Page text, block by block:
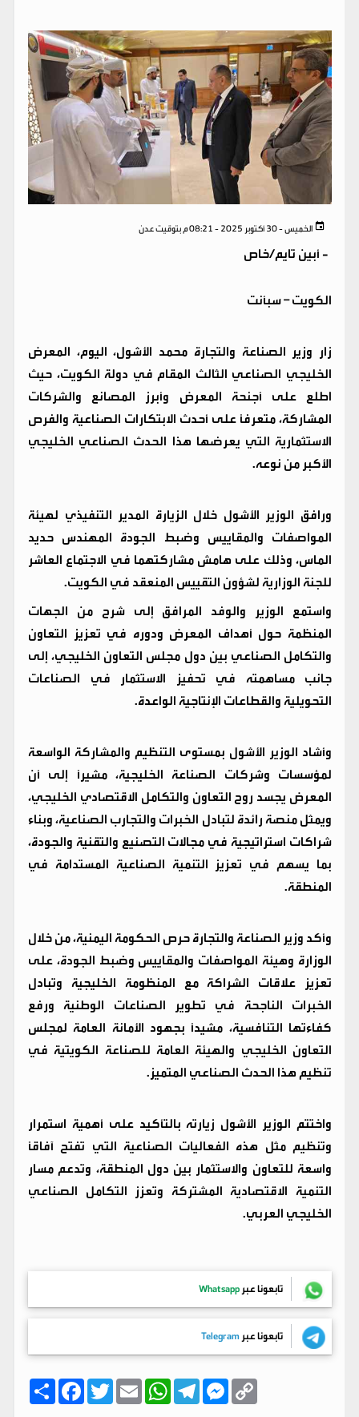
الخميس - 30 أكتوبر 2025 - 08:21 م بتوقيت عدن
- أبين تايم/خاص
الكويت – سبأنت
زار وزير الصناعة والتجارة محمد الأشول، اليوم، المعرض
الخليجي الصناعي الثالث المقام في دولة الكويت، حيث
اطلع على أجنحة المعرض وأبرز المصانع والشركات
المشاركة، متعرفًا على أحدث الابتكارات الصناعية والفرص
الاستثمارية التي يعرضها هذا الحدث الصناعي الخليجي
الأكبر من نوعه.
ورافق الوزير الأشول خلال الزيارة المدير التنفيذي لهيئة
المواصفات والمقاييس وضبط الجودة المهندس حديد
الماس، وذلك على هامش مشاركتهما في الاجتماع العاشر
للجنة الوزارية لشؤون التقييس المنعقد في الكويت.
واستمع الوزير والوفد المرافق إلى شرح من الجهات
المنظمة حول أهداف المعرض ودوره في تعزيز التعاون
والتكامل الصناعي بين دول مجلس التعاون الخليجي، إلى
جانب مساهمته في تحفيز الاستثمار في الصناعات
التحويلية والقطاعات الإنتاجية الواعدة.
وأشاد الوزير الأشول بمستوى التنظيم والمشاركة الواسعة
لمؤسسات وشركات الصناعة الخليجية، مشيرًا إلى أن
المعرض يجسد روح التعاون والتكامل الاقتصادي الخليجي،
ويمثل منصة رائدة لتبادل الخبرات والتجارب الصناعية، وبناء
شراكات استراتيجية في مجالات التصنيع والتقنية والجودة،
بما يسهم في تعزيز التنمية الصناعية المستدامة في
المنطقة.
وأكد وزير الصناعة والتجارة حرص الحكومة اليمنية، من خلال
الوزارة وهيئة المواصفات والمقاييس وضبط الجودة، على
تعزيز علاقات الشراكة مع المنظومة الخليجية وتبادل
الخبرات الناجحة في تطوير الصناعات الوطنية ورفع
كفاءتها التنافسية، مشيدًا بجهود الأمانة العامة لمجلس
التعاون الخليجي والهيئة العامة للصناعة الكويتية في
تنظيم هذا الحدث الصناعي المتميز.
واختتم الوزير الأشول زيارته بالتأكيد على أهمية استمرار
وتنظيم مثل هذه الفعاليات الصناعية التي تفتح آفاقًا
واسعة للتعاون والاستثمار بين دول المنطقة، وتدعم مسار
التنمية الاقتصادية المشتركة وتعزز التكامل الصناعي
الخليجي العربي.
تابعونا عبر Whatsapp
تابعونا عبر Telegram
ا
F
a
T
w
E
m
W
h
T
e
M
e
C